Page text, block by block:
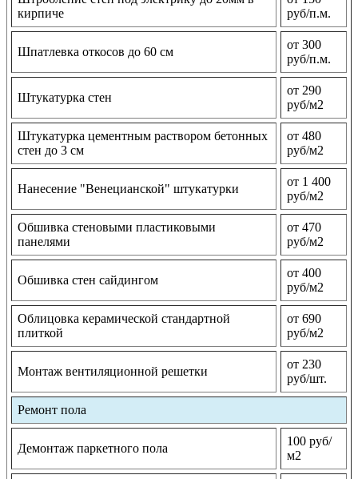
кирпиче
руб/п.м.
Шпатлевка откосов до 60 см
от 300
руб/п.м.
Штукатурка стен
от 290
руб/м2
Штукатурка цементным раствором бетонных
стен до 3 см
от 480
руб/м2
Нанесение "Венецианской" штукатурки
от 1 400
руб/м2
Обшивка стеновыми пластиковыми
панелями
от 470
руб/м2
Обшивка стен сайдингом
от 400
руб/м2
Облицовка керамической стандартной
плиткой
от 690
руб/м2
Монтаж вентиляционной решетки
от 230
руб/шт.
Ремонт пола
Демонтаж паркетного пола
100 руб/
м2